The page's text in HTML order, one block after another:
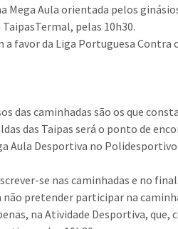
Mega Aula orientada pelos
pelas 10h30.
favor da Liga Portuguesa Contra
das caminhadas são os que
das Taipas será o ponto de
Aula Desportiva no Polidesportivo
se nas caminhadas e no
não pretender participar na
na Atividade Desportiva, que,